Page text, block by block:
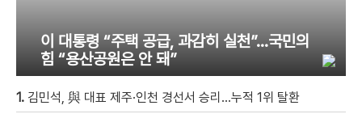
이 대통령 “주택 공급, 과감히 실천”…국민의
힘 “용산공원은 안 돼”
1. 김민석, 與 대표 제주·인천 경선서 승리…누적 1위 탈환